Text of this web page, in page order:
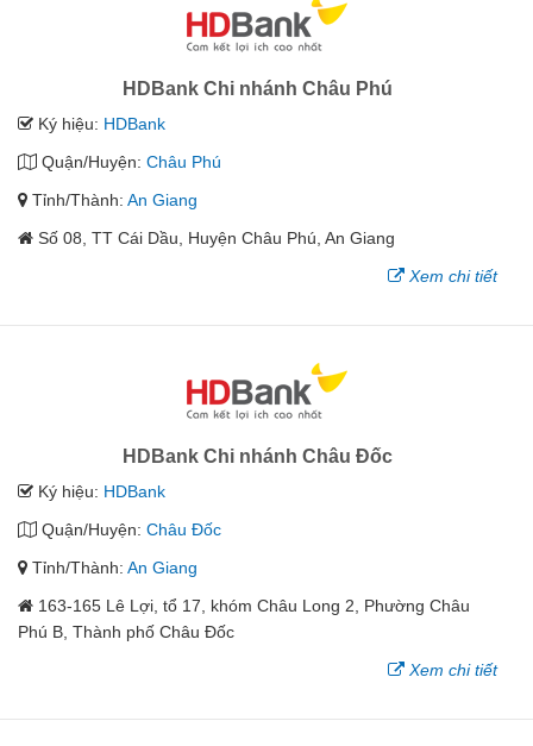
HDBank Chi nhánh Châu Phú
Ký hiệu: HDBank
Quận/Huyện: Châu Phú
Tỉnh/Thành: An Giang
Số 08, TT Cái Dầu, Huyện Châu Phú, An Giang
Xem chi tiết
HDBank Chi nhánh Châu Đốc
Ký hiệu: HDBank
Quận/Huyện: Châu Đốc
Tỉnh/Thành: An Giang
163-165 Lê Lợi, tổ 17, khóm Châu Long 2, Phường Châu
Phú B, Thành phố Châu Đốc
Xem chi tiết